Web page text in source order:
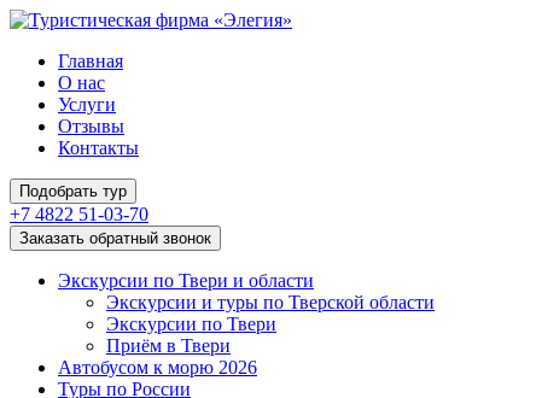
Главная
О нас
Услуги
Отзывы
Контакты
Подобрать тур
+7 4822 51-03-70
Заказать обратный звонок
Экскурсии по Твери и области
Экскурсии и туры по Тверской области
Экскурсии по Твери
Приём в Твери
Автобусом к морю 2026
Туры по России